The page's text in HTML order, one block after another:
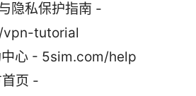
隐私保护指南 -
vpn-tutorial
心 - 5sim.com/help
页 -